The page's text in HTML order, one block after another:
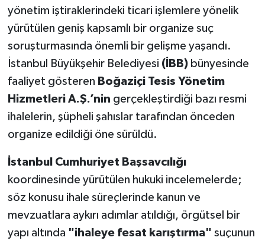
yönetim iştiraklerindeki ticari işlemlere yönelik
yürütülen geniş kapsamlı bir organize suç
soruşturmasında önemli bir gelişme yaşandı.
İstanbul Büyükşehir Belediyesi (İBB)bünyesinde
faaliyet gösteren Boğaziçi Tesis Yönetim
Hizmetleri A.Ş.’nin gerçekleştirdiği bazı resmi
ihalelerin, şüpheli şahıslar tarafından önceden
organize edildiği öne sürüldü.
İstanbul Cumhuriyet Başsavcılığı
koordinesinde yürütülen hukuki incelemelerde;
söz konusu ihale süreçlerinde kanun ve
mevzuatlara aykırı adımlar atıldığı, örgütsel bir
yapı altında "ihaleye fesat karıştırma" suçunun